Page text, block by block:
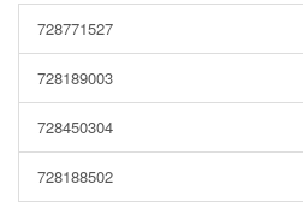
728771527
728189003
728450304
728188502